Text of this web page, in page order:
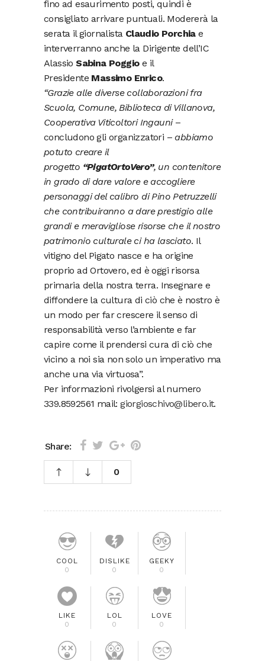
fino ad esaurimento posti, quindi è
consigliato arrivare puntuali. Modererà la
serata il giornalista Claudio Porchiae
interverranno anche la Dirigente dell’IC
AlassioSabina Poggioe il
Presidente Massimo Enrico.
“Grazie alle diverse collaborazioni fra
Scuola, Comune, Biblioteca di Villanova,
Cooperativa Viticoltori Ingauni –
concludono gli organizzatori – abbiamo
potuto creare il
progetto “PigatOrtoVero”, un contenitore
in grado di dare valore e accogliere
personaggi del calibro di Pino Petruzzelli
che contribuiranno a dare prestigio alle
grandi e meravigliose risorse che il nostro
patrimonio culturale ci ha lasciato. Il
vitigno del Pigato nasce e ha origine
proprio ad Ortovero, ed è oggi risorsa
primaria della nostra terra. Insegnare e
diffondere la cultura di ciò che è nostro è
un modo per far crescere il senso di
responsabilità verso l’ambiente e far
capire come il prendersi cura di ciò che
vicino a noi sia non solo un imperativo ma
anche una via virtuosa”.
Per informazioni rivolgersi al numero
339.8592561 mail:giorgioschivo@libero.it.
Share:
0
COOL
0
DISLIKE
0
GEEKY
0
LIKE
0
LOL
0
LOVE
0